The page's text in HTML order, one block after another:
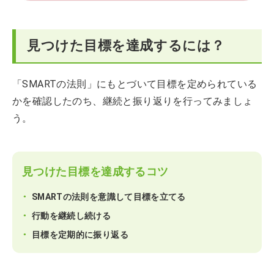
見つけた目標を達成するには？
「SMARTの法則」にもとづいて目標を定められている
かを確認したのち、継続と振り返りを行ってみましょ
う。
見つけた目標を達成するコツ
SMARTの法則を意識して目標を立てる
行動を継続し続ける
目標を定期的に振り返る